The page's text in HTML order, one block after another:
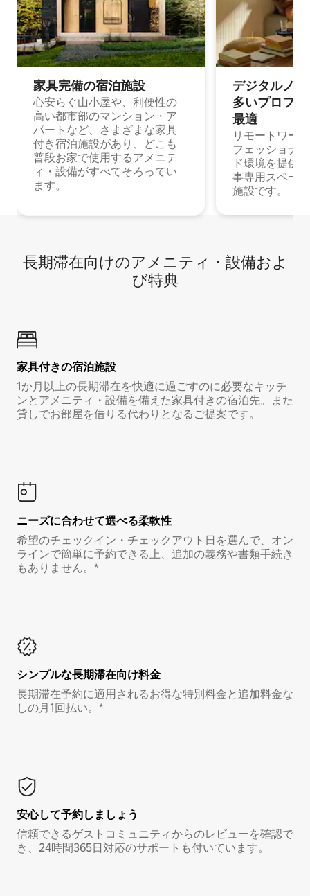
家具完備の宿⁠泊⁠施⁠設
心安らぐ山小屋や、利便性の
高い都市部のマンション・ア
パートなど、さまざまな家具
付き宿泊施設があり、どこも
普段お家で使用するアメニテ
ィ・設備がすべてそろってい
ます。
デジタルノ
多⁠いプ⁠ロ⁠フ⁠
最⁠適
リモートワー
フェッショナ
ド環境を提供
事専用スペー
施設です。
長期滞在向け⁠のア⁠メ⁠ニ⁠テ⁠ィ⁠・設⁠備⁠およ
び特⁠典
家具付き⁠の宿⁠泊⁠施⁠設
1か月以上の長期滞在を快適に過ごすのに必要なキッチ
ンとアメニティ・設備を備えた家具付きの宿泊先。また
貸しでお部屋を借りる代わりとなるご提案です。
ニーズに合わせて選べる柔軟性
希望のチェックイン・チェックアウト日を選んで、オン
ラインで簡単に予約できる上、追加の義務や書類手続き
もありません。*
シンプルな長期滞在向け料金
長期滞在予約に適用されるお得な特別料金と追加料金な
しの月1回払い。*
安心して予約しましょう
信頼できるゲストコミュニティからのレビューを確認で
き、24時間365日対応のサポートも付いています。